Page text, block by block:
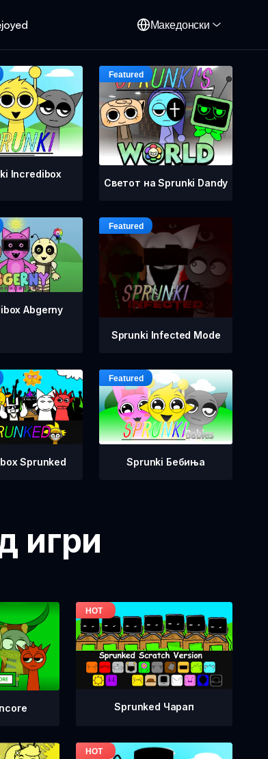
Македонски
Incredibox
Светот на Sprunki Dandy
Abgerny
Sprunki Infected Mode
Sprunked Sprunki Бебиња
игри
Sprunked Чарап